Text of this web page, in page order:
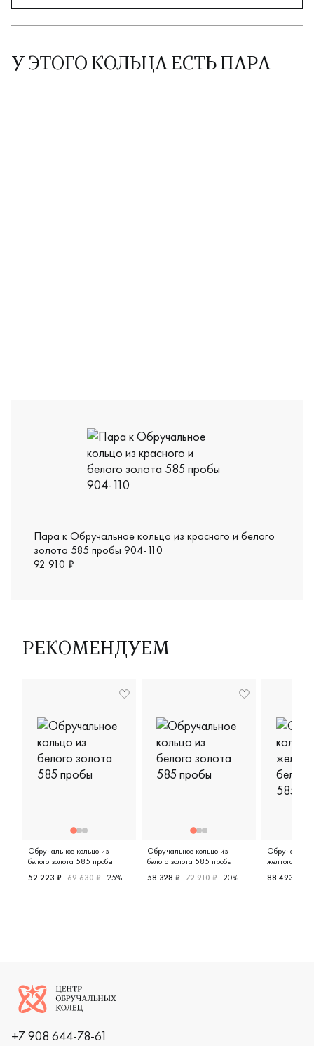
У ЭТОГО КОЛЬЦА ЕСТЬ ПАРА
Пара к Обручальное кольцо из красного и белого
золота 585 пробы 904-110
92 910 ₽
РЕКОМЕНДУЕМ
Обручальное кольцо из
белого золота 585 пробы
52 223 ₽ 69 630 ₽ 25%
Обручальное кольцо из
белого золота 585 пробы
58 328 ₽ 72 910 ₽ 20%
желтого и
пробы
88 493 ₽
Логотип компании
+7 908 644-78-61